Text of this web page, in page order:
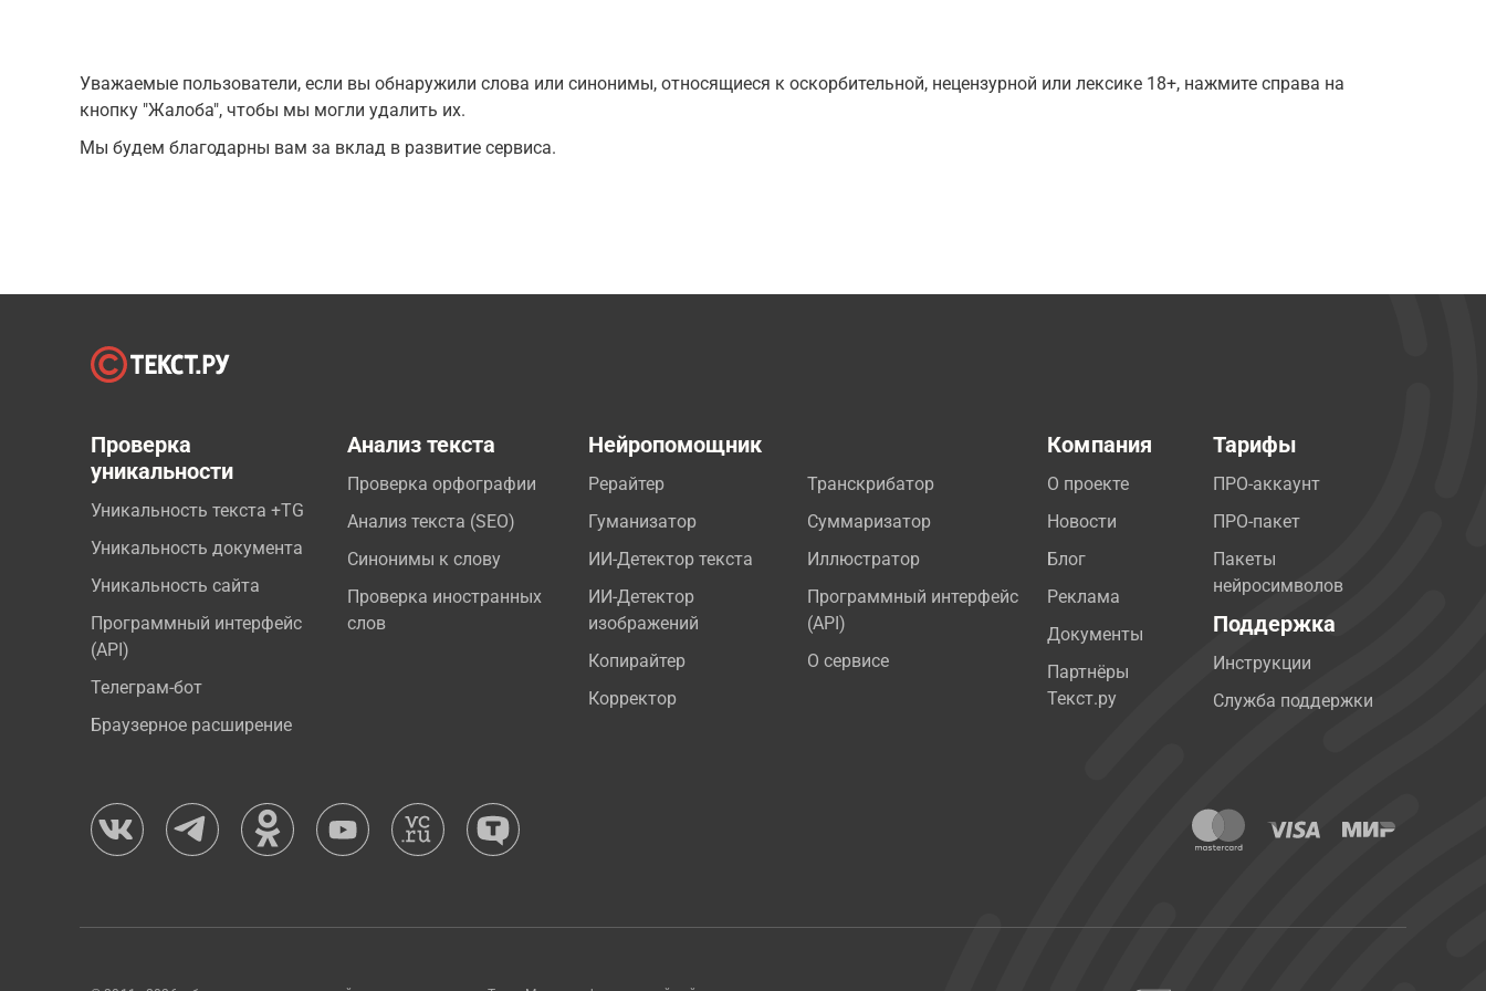
Уважаемые пользователи, если вы обнаружили слова или синонимы, относящиеся к оскорбительной, нецензурной или лексике 18+, нажмите справа на
кнопку "Жалоба", чтобы мы могли удалить их.
Мы будем благодарны вам за вклад в развитие сервиса.
Проверка
уникальности
Уникальность текста +TG
Уникальность документа
Уникальность сайта
Программный интерфейс
(API)
Телеграм-бот
Браузерное расширение
Анализ текста
Проверка орфографии
Анализ текста (SEO)
Синонимы к слову
Проверка иностранных
слов
Нейропомощник
Рерайтер
Гуманизатор
ИИ-Детектор текста
ИИ-Детектор
изображений
Копирайтер
Корректор
Транскрибатор
Суммаризатор
Иллюстратор
Программный интерфейс
(API)
О сервисе
Компания
О проекте
Новости
Блог
Реклама
Документы
Партнёры
Текст.ру
Тарифы
ПРО-аккаунт
ПРО-пакет
Пакеты
нейросимволов
Поддержка
Инструкции
Служба поддержки